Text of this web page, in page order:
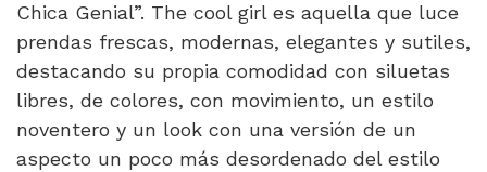
Chica Genial”. The cool girl es aquella que luce
prendas frescas, modernas, elegantes y sutiles,
destacando su propia comodidad con siluetas
libres, de colores, con movimiento, un estilo
noventero y un look con una versión de un
aspecto un poco más desordenado del estilo